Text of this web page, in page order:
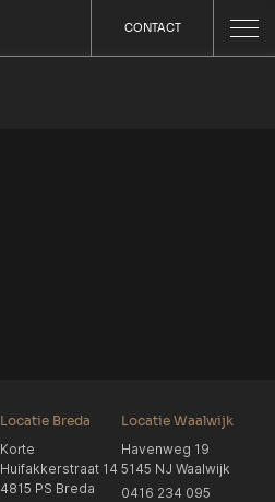
CONTACT
Locatie Breda
Korte
Huifakkerstraat 14
4815 PS Breda
Locatie Waalwijk
Havenweg 19
5145 NJ Waalwijk
0416 234 095